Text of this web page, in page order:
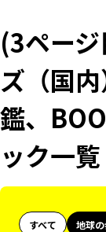
(3ペー
ズ（国
鑑、
ック一覧
すべて 地球